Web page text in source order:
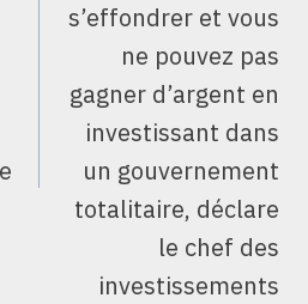
s’effondrer et vous
ne pouvez pas
gagner d’argent en
investissant dans
un gouvernement
totalitaire, déclare
le chef des
investissements